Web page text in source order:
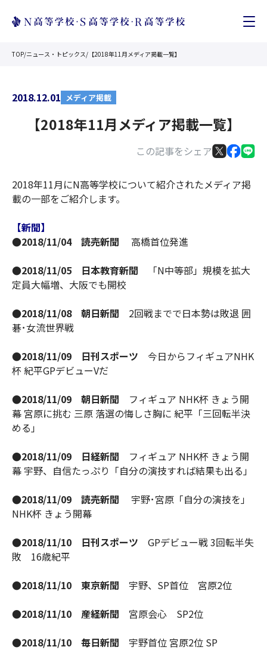
TOP/ニュース・トピックス/ 【2018年11月メディア掲載一覧】
2018.12.01 メディア掲載
この記事をシェア
【2018年11月メディア掲載一覧】
2018年11月にN高等学校について紹介されたメディア掲
載の一部をご紹介します。
【新聞】
●2018/11/04 読売新聞 高橋首位発進
●2018/11/05 日本教育新聞
「N中等部」規模を拡大
定員大幅増、大阪でも開校
●2018/11/08 朝日新聞 2回戦までで日本勢は敗退 囲
碁･女流世界戦
●2018/11/09 日刊スポーツ 今日からフィギュアNHK
杯 紀平GPデビューVだ
●2018/11/09 朝日新聞 フィギュア NHK杯 きょう開
幕 宮原に挑む 三原 落選の悔しさ胸に 紀平「三回転半決
める」
●2018/11/09 日経新聞 フィギュア NHK杯 きょう開
幕 宇野、自信たっぷり「自分の演技すれば結果も出る」
●2018/11/09 読売新聞
宇野･宮原「自分の演技を」
NHK杯 きょう開幕
●2018/11/10 日刊スポーツ GPデビュー戦 3回転半失
敗 16歳紀平
●2018/11/10 東京新聞 宇野、SP首位 宮原2位
●2018/11/10 産経新聞 宮原会心 SP2位
●2018/11/10 毎日新聞 宇野首位 宮原2位 SP